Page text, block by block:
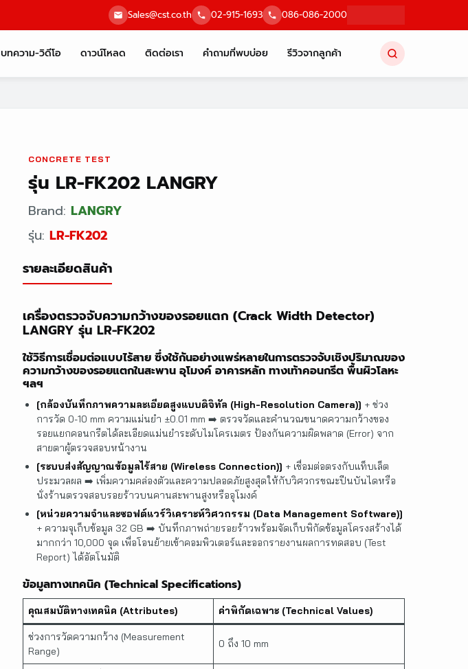
Sales@cst.co.th 02-915-1693 086-086-2000
บทความ-วิดีโอ ดาวน์โหลด ติดต่อเรา คำถามที่พบบ่อย รีวิวจากลูกค้า
CONCRETE TEST
รุ่น LR-FK202 LANGRY
Brand: LANGRY
รุ่น: LR-FK202
รายละเอียดสินค้า
เครื่องตรวจจับความกว้างของรอยแตก (Crack Width Detector)
LANGRY รุ่น LR-FK202
ใช้วิธีการเชื่อมต่อแบบไร้สาย ซึ่งใช้กันอย่างแพร่หลายในการตรวจจับเชิงปริมาณของ
ความกว้างของรอยแตกในสะพาน อุโมงค์ อาคารหลัก ทางเท้าคอนกรีต พื้นผิวโลหะ
ฯลฯ
[กล้องบันทึกภาพความละเอียดสูงแบบดิจิทัล (High-Resolution Camera)] + ช่วง
การวัด 0-10 mm ความแม่นยำ ±0.01 mm ➡️ ตรวจวัดและคำนวณขนาดความกว้างของ
รอยแยกคอนกรีตได้ละเอียดแม่นยำระดับไมโครเมตร ป้องกันความผิดพลาด (Error) จาก
สายตาผู้ตรวจสอบหน้างาน
[ระบบส่งสัญญาณข้อมูลไร้สาย (Wireless Connection)] + เชื่อมต่อตรงกับแท็บเล็ต
ประมวลผล ➡️ เพิ่มความคล่องตัวและความปลอดภัยสูงสุดให้กับวิศวกรขณะปีนบันไดหรือ
นั่งร้านตรวจสอบรอยร้าวบนคานสะพานสูงหรืออุโมงค์
[หน่วยความจำและซอฟต์แวร์วิเคราะห์วิศวกรรม (Data Management Software)]
+ ความจุเก็บข้อมูล 32 GB ➡️ บันทึกภาพถ่ายรอยร้าวพร้อมจัดเก็บพิกัดข้อมูลโครงสร้างได้
มากกว่า 10,000 จุด เพื่อโอนย้ายเข้าคอมพิวเตอร์และออกรายงานผลการทดสอบ (Test
Report) ได้อัตโนมัติ
ข้อมูลทางเทคนิค (Technical Specifications)
คุณสมบัติทางเทคนิค (Attributes) ค่าพิกัดเฉพาะ (Technical Values)
ช่วงการวัดความกว้าง (Measurement
Range)
0 ถึง 10 mm